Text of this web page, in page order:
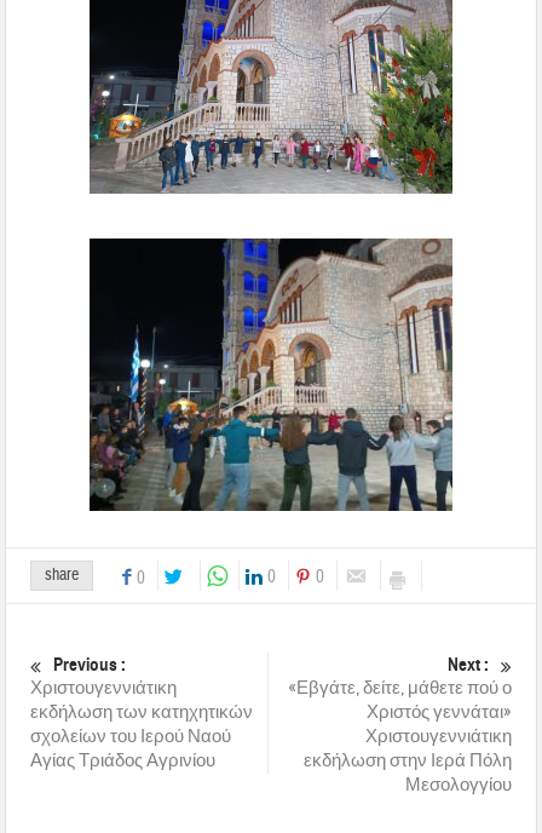
share 0 0 0
Previous :
Χριστουγεννιάτικη
εκδήλωση των κατηχητικών
σχολείων του Ιερού Ναού
Αγίας Τριάδος Αγρινίου
Next :
«Εβγάτε, δείτε, μάθετε πού ο
Χριστός γεννάται»
Χριστουγεννιάτικη
εκδήλωση στην Ιερά Πόλη
Μεσολογγίου